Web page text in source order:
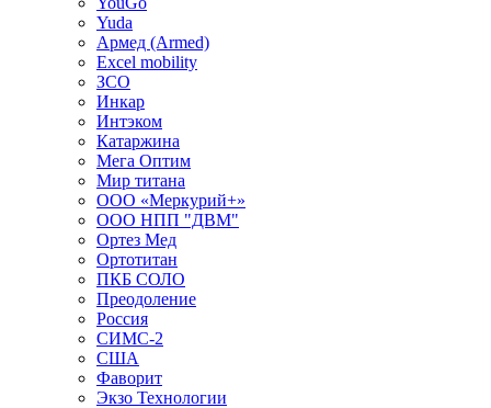
Yuda
Армед (Armed)
Еxcel mobility
ЗСО
Инкар
Интэком
Катаржина
Мега Оптим
Мир титана
ООО «Меркурий+»
ООО НПП "ДВМ"
Ортез Мед
Ортотитан
ПКБ СОЛО
Преодоление
Россия
СИМС-2
США
Фаворит
Экзо Технологии